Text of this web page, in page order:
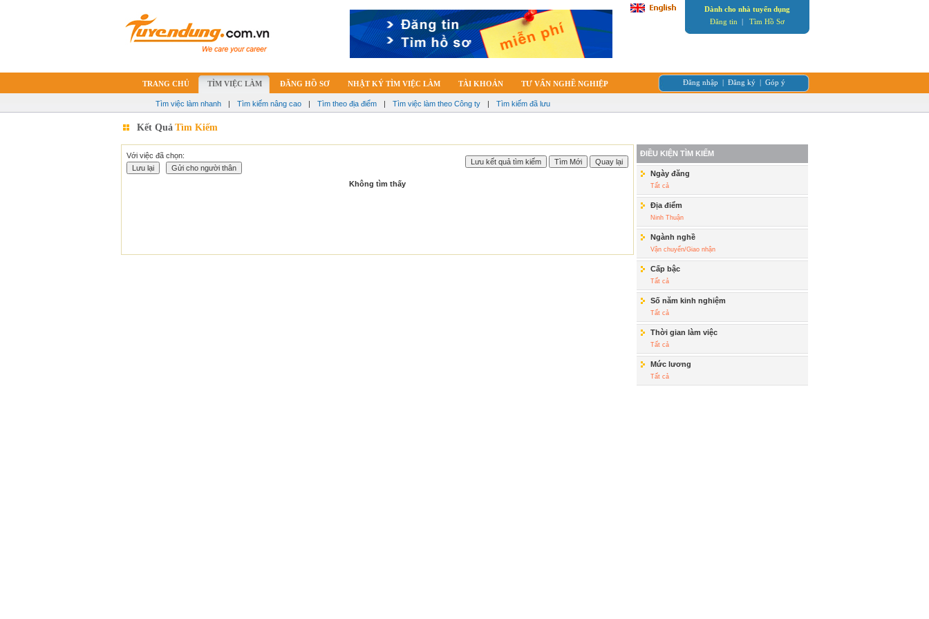
Dành cho nhà tuyển dụng
Đăng tin | Tìm Hồ Sơ
TRANG CHỦ TÌM VIỆC LÀM ĐĂNG HỒ SƠ NHẬT KÝ TÌM VIỆC LÀM TÀI KHOẢN TƯ VẤN NGHỀ NGHIỆP Đăng nhập | Đăng ký | Góp ý
Tìm việc làm nhanh | Tìm kiếm nâng cao | Tìm theo địa điểm | Tìm việc làm theo Công ty | Tìm kiếm đã lưu
Kết Quả Tìm Kiếm
Với việc đã chọn:
Không tìm thấy
ĐIỀU KIỆN TÌM KIẾM
Ngày đăng
Tất cả
Địa điểm
Ninh Thuận
Ngành nghề
Vận chuyển/Giao nhận
Cấp bậc
Tất cả
Số năm kinh nghiệm
Tất cả
Thời gian làm việc
Tất cả
Mức lương
Tất cả